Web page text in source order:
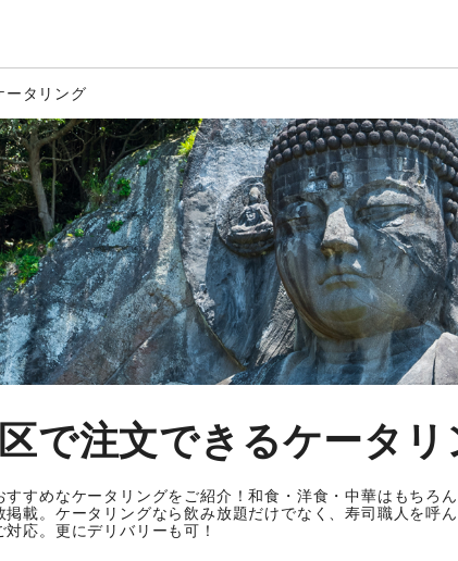
ータリング
で注文できるケータ
すめなケータリングをご紹介！和食・洋食・中華はもちろ
掲載。ケータリングなら飲み放題だけでなく、寿司職人を呼
応。更にデリバリーも可！